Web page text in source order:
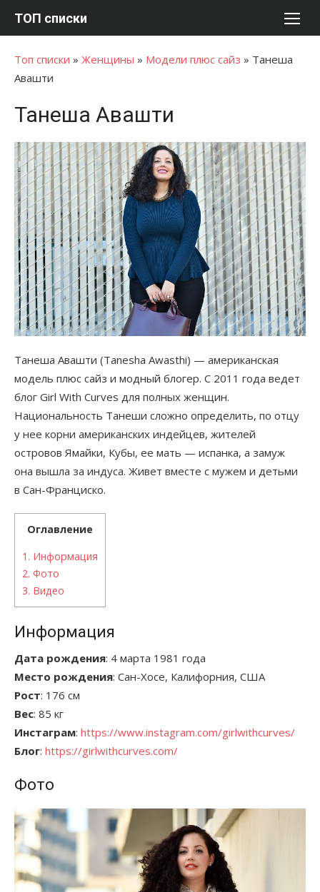
ТОП списки
Топ списки » Женщины » Модели плюс сайз » Танеша
Авашти
Танеша Авашти
Танеша Авашти (Tanesha Awasthi) — американская
модель плюс сайз и модный блогер. С 2011 года ведет
блог Girl With Curves для полных женщин.
Национальность Танеши сложно определить, по отцу
у нее корни американских индейцев, жителей
островов Ямайки, Кубы, ее мать — испанка, а замуж
она вышла за индуса. Живет вместе с мужем и детьми
в Сан-Франциско.
Оглавление
1. Информация
2. Фото
3. Видео
Информация
Дата рождения: 4 марта 1981 года
Место рождения: Сан-Хосе, Калифорния, США
Рост: 176 см
Вес: 85 кг
Инстаграм: https://www.instagram.com/girlwithcurves/
Блог: https://girlwithcurves.com/
Фото